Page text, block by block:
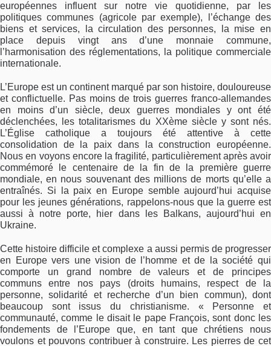
européennes influent sur notre vie quotidienne, par les
politiques communes (agricole par exemple), l’échange des
biens et services, la circulation des personnes, la mise en
place depuis vingt ans d’une monnaie commune,
l’harmonisation des réglementations, la politique commerciale
internationale.
L’Europe est un continent marqué par son histoire, douloureuse
et conflictuelle. Pas moins de trois guerres franco-allemandes
en moins d’un siècle, deux guerres mondiales y ont été
déclenchées, les totalitarismes du XXème siècle y sont nés.
L’Église catholique a toujours été attentive à cette
consolidation de la paix dans la construction européenne.
Nous en voyons encore la fragilité, particulièrement après avoir
commémoré le centenaire de la fin de la première guerre
mondiale, en nous souvenant des millions de morts qu’elle a
entraînés. Si la paix en Europe semble aujourd’hui acquise
pour les jeunes générations, rappelons-nous que la guerre est
aussi à notre porte, hier dans les Balkans, aujourd’hui en
Ukraine.
Cette histoire difficile et complexe a aussi permis de progresser
en Europe vers une vision de l’homme et de la société qui
comporte un grand nombre de valeurs et de principes
communs entre nos pays (droits humains, respect de la
personne, solidarité et recherche d’un bien commun), dont
beaucoup sont issus du christianisme. « Personne et
communauté, comme le disait le pape François, sont donc les
fondements de l’Europe que, en tant que chrétiens nous
voulons et pouvons contribuer à construire. Les pierres de cet